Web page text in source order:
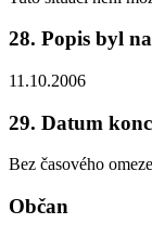
28. Popis byl
11.10.2006
29. Datum
Bez časového
Občan